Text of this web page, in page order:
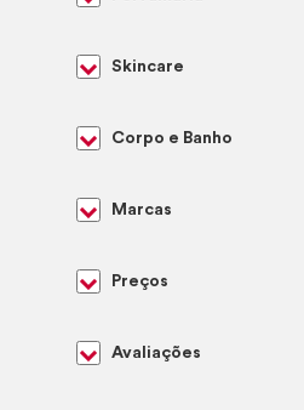
Skincare
Corpo e Banho
Marcas
Preços
Avaliações